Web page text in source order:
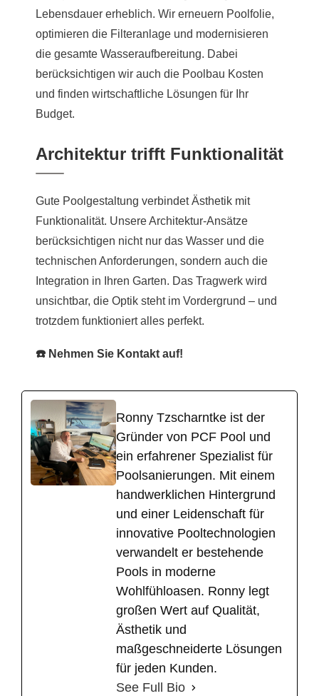
Lebensdauer erheblich. Wir erneuern Poolfolie,
optimieren die Filteranlage und modernisieren
die gesamte Wasseraufbereitung. Dabei
berücksichtigen wir auch die Poolbau Kosten
und finden wirtschaftliche Lösungen für Ihr
Budget.
Architektur trifft Funktionalität
Gute Poolgestaltung verbindet Ästhetik mit
Funktionalität. Unsere Architektur-Ansätze
berücksichtigen nicht nur das Wasser und die
technischen Anforderungen, sondern auch die
Integration in Ihren Garten. Das Tragwerk wird
unsichtbar, die Optik steht im Vordergrund – und
trotzdem funktioniert alles perfekt.
☎️ Nehmen Sie Kontakt auf!
Ronny Tzscharntke ist der
Gründer von PCF Pool und
ein erfahrener Spezialist für
Poolsanierungen. Mit einem
handwerklichen Hintergrund
und einer Leidenschaft für
innovative Pooltechnologien
verwandelt er bestehende
Pools in moderne
Wohlfühloasen. Ronny legt
großen Wert auf Qualität,
Ästhetik und
maßgeschneiderte Lösungen
für jeden Kunden.
See Full Bio